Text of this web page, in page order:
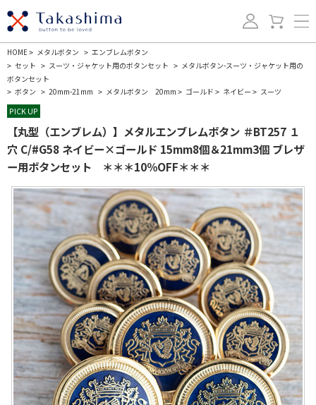
HOME> メタルボタン > エンブレムボタン
> セット > スーツ・ジャケット用のボタンセット > メタルボタン-スーツ・ジャケット用の
ボタンセット
> ボタン > 20mm-21mm > メタルボタン 20mm > ゴールド > ネイビー > スーツ
PICK UP
【丸型（エンブレム）】メタルエンブレムボタン ＃BT257 １
穴 C/#G58 ネイビー×ゴールド 15mm8個＆21mm3個 ブレザ
ー用ボタンセット ＊＊＊10％OFF＊＊＊